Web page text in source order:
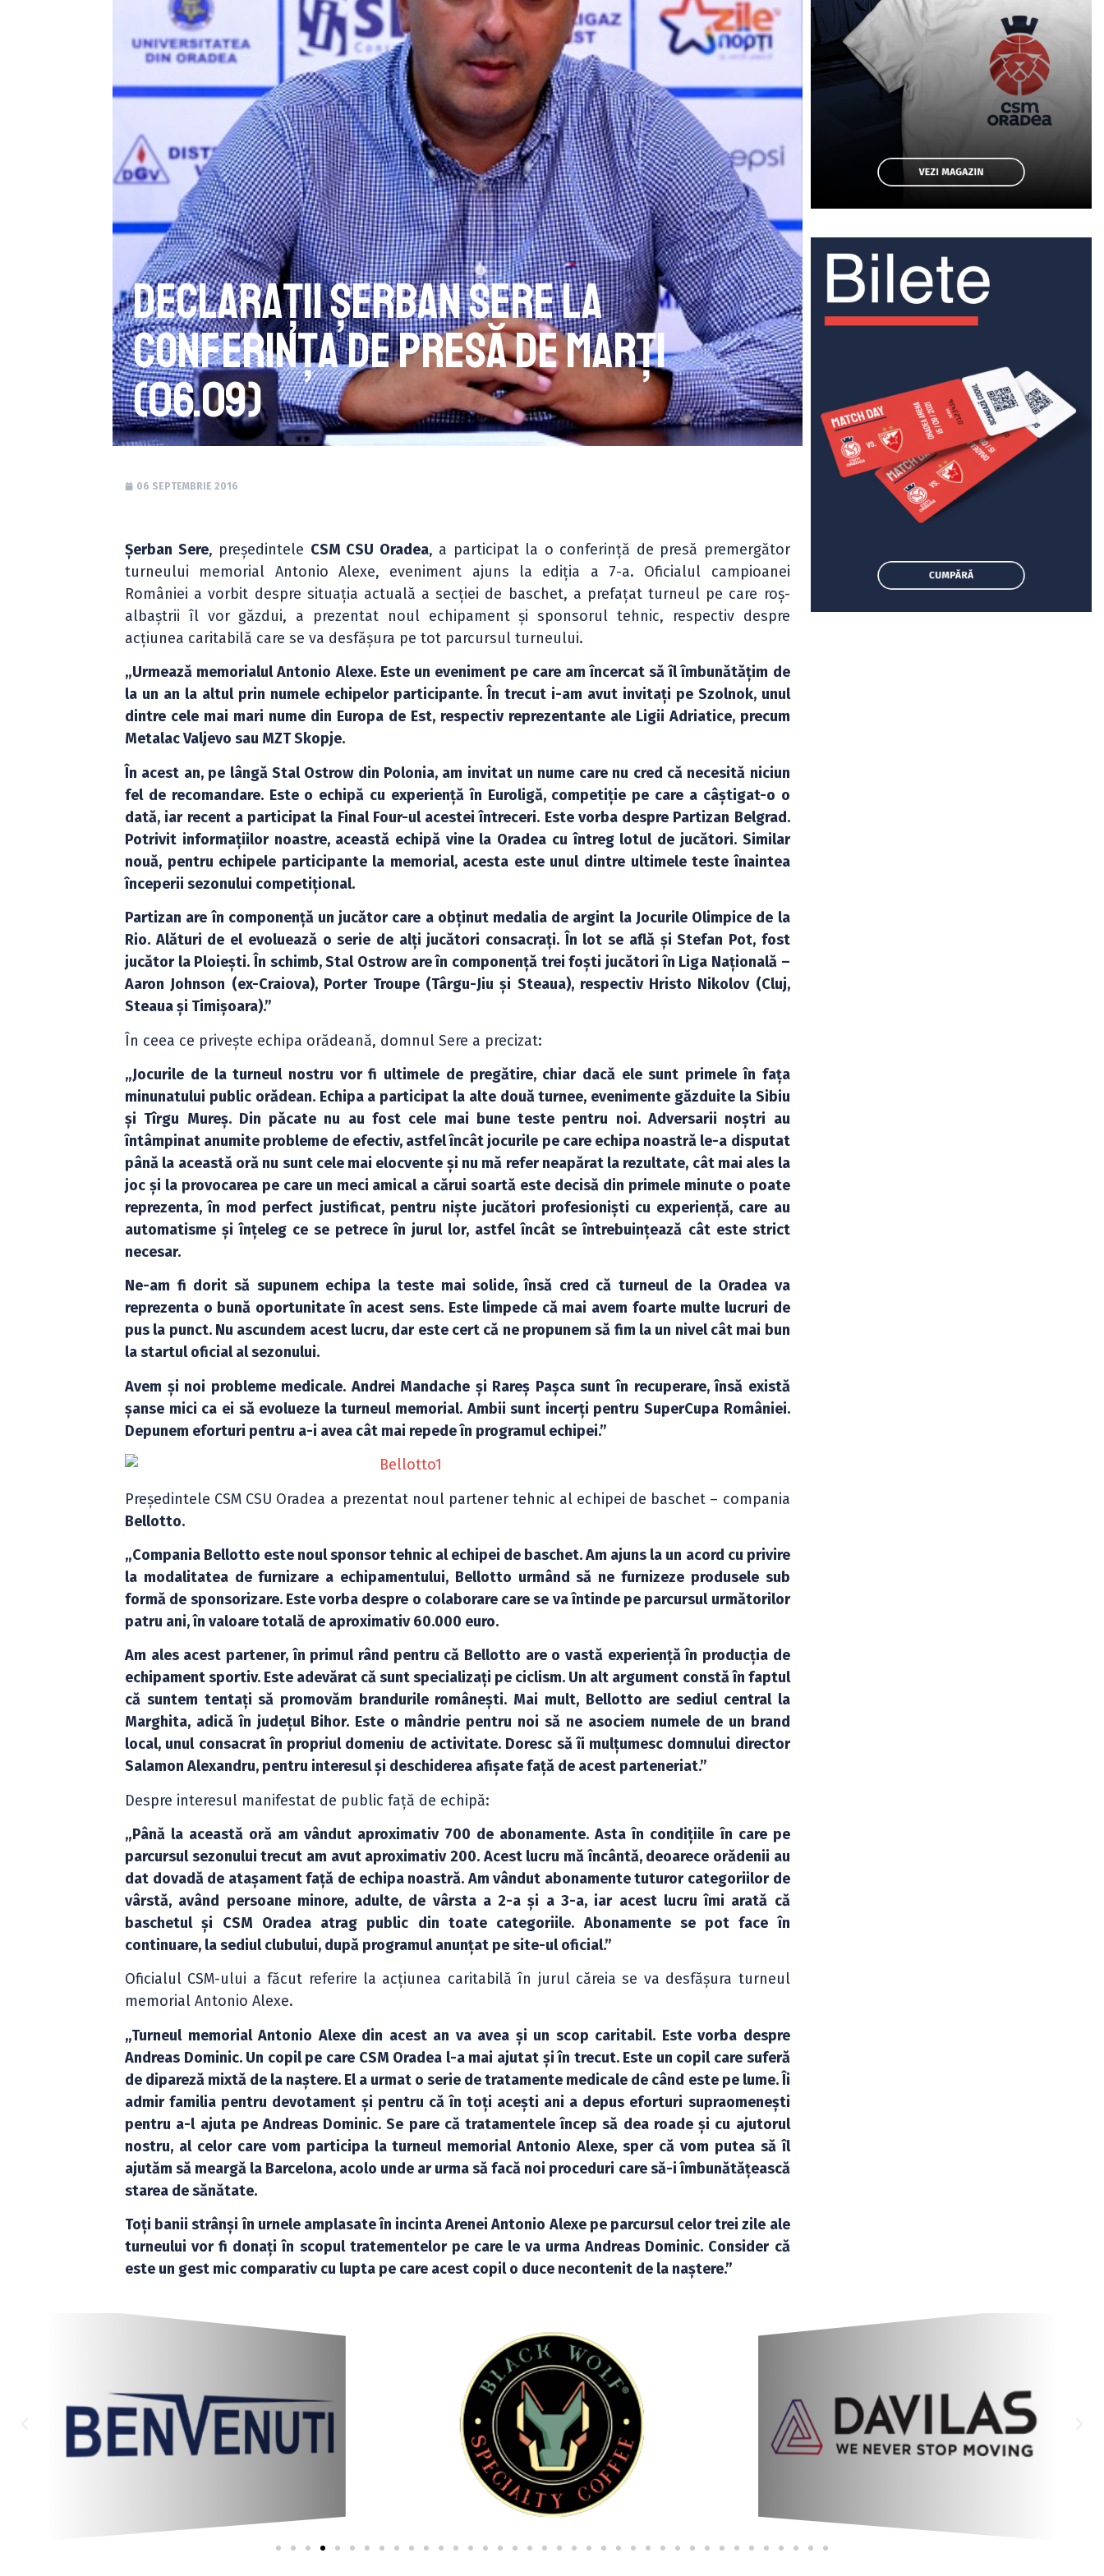
Declarații Șerban Sere la
conferința de presă de marți
(06.09)
06 SEPTEMBRIE 2016
Șerban Sere, președintele CSM CSU Oradea, a participat la o conferință de presă premergător
turneului memorial Antonio Alexe, eveniment ajuns la ediția a 7-a. Oficialul campioanei
României a vorbit despre situația actuală a secției de baschet, a prefațat turneul pe care roș-
albaștrii îl vor găzdui, a prezentat noul echipament și sponsorul tehnic, respectiv despre
acțiunea caritabilă care se va desfășura pe tot parcursul turneului.
„Urmează memorialul Antonio Alexe. Este un eveniment pe care am încercat să îl îmbunătățim de
la un an la altul prin numele echipelor participante. În trecut i-am avut invitați pe Szolnok, unul
dintre cele mai mari nume din Europa de Est, respectiv reprezentante ale Ligii Adriatice, precum
Metalac Valjevo sau MZT Skopje.
În acest an, pe lângă Stal Ostrow din Polonia, am invitat un nume care nu cred că necesită niciun
fel de recomandare. Este o echipă cu experiență în Euroligă, competiție pe care a câștigat-o o
dată, iar recent a participat la Final Four-ul acestei întreceri. Este vorba despre Partizan Belgrad.
Potrivit informațiilor noastre, această echipă vine la Oradea cu întreg lotul de jucători. Similar
nouă, pentru echipele participante la memorial, acesta este unul dintre ultimele teste înaintea
începerii sezonului competițional.
Partizan are în componență un jucător care a obținut medalia de argint la Jocurile Olimpice de la
Rio. Alături de el evoluează o serie de alți jucători consacrați. În lot se află și Stefan Pot, fost
jucător la Ploiești. În schimb, Stal Ostrow are în componență trei foști jucători în Liga Națională –
Aaron Johnson (ex-Craiova), Porter Troupe (Târgu-Jiu și Steaua), respectiv Hristo Nikolov (Cluj,
Steaua și Timișoara).”
În ceea ce privește echipa orădeană, domnul Sere a precizat:
„Jocurile de la turneul nostru vor fi ultimele de pregătire, chiar dacă ele sunt primele în fața
minunatului public orădean. Echipa a participat la alte două turnee, evenimente găzduite la Sibiu
și Tîrgu Mureș. Din păcate nu au fost cele mai bune teste pentru noi. Adversarii noștri au
întâmpinat anumite probleme de efectiv, astfel încât jocurile pe care echipa noastră le-a disputat
până la această oră nu sunt cele mai elocvente și nu mă refer neapărat la rezultate, cât mai ales la
joc și la provocarea pe care un meci amical a cărui soartă este decisă din primele minute o poate
reprezenta, în mod perfect justificat, pentru niște jucători profesioniști cu experiență, care au
automatisme și înțeleg ce se petrece în jurul lor, astfel încât se întrebuințează cât este strict
necesar.
Ne-am fi dorit să supunem echipa la teste mai solide, însă cred că turneul de la Oradea va
reprezenta o bună oportunitate în acest sens. Este limpede că mai avem foarte multe lucruri de
pus la punct. Nu ascundem acest lucru, dar este cert că ne propunem să fim la un nivel cât mai bun
la startul oficial al sezonului.
Avem și noi probleme medicale. Andrei Mandache și Rareș Pașca sunt în recuperare, însă există
șanse mici ca ei să evolueze la turneul memorial. Ambii sunt incerți pentru SuperCupa României.
Depunem eforturi pentru a-i avea cât mai repede în programul echipei.”
Președintele CSM CSU Oradea a prezentat noul partener tehnic al echipei de baschet – compania
Bellotto.
„Compania Bellotto este noul sponsor tehnic al echipei de baschet. Am ajuns la un acord cu privire
la modalitatea de furnizare a echipamentului, Bellotto urmând să ne furnizeze produsele sub
formă de sponsorizare. Este vorba despre o colaborare care se va întinde pe parcursul următorilor
patru ani, în valoare totală de aproximativ 60.000 euro.
Am ales acest partener, în primul rând pentru că Bellotto are o vastă experiență în producția de
echipament sportiv. Este adevărat că sunt specializați pe ciclism. Un alt argument constă în faptul
că suntem tentați să promovăm brandurile românești. Mai mult, Bellotto are sediul central la
Marghita, adică în județul Bihor. Este o mândrie pentru noi să ne asociem numele de un brand
local, unul consacrat în propriul domeniu de activitate. Doresc să îi mulțumesc domnului director
Salamon Alexandru, pentru interesul și deschiderea afișate față de acest parteneriat.”
Despre interesul manifestat de public față de echipă:
„Până la această oră am vândut aproximativ 700 de abonamente. Asta în condițiile în care pe
parcursul sezonului trecut am avut aproximativ 200. Acest lucru mă încântă, deoarece orădenii au
dat dovadă de atașament față de echipa noastră. Am vândut abonamente tuturor categoriilor de
vârstă, având persoane minore, adulte, de vârsta a 2-a și a 3-a, iar acest lucru îmi arată că
baschetul și CSM Oradea atrag public din toate categoriile. Abonamente se pot face în
continuare, la sediul clubului, după programul anunțat pe site-ul oficial.”
Oficialul CSM-ului a făcut referire la acțiunea caritabilă în jurul căreia se va desfășura turneul
memorial Antonio Alexe.
„Turneul memorial Antonio Alexe din acest an va avea și un scop caritabil. Este vorba despre
Andreas Dominic. Un copil pe care CSM Oradea l-a mai ajutat și în trecut. Este un copil care suferă
de dipareză mixtă de la naștere. El a urmat o serie de tratamente medicale de când este pe lume. Îi
admir familia pentru devotament și pentru că în toți acești ani a depus eforturi supraomenești
pentru a-l ajuta pe Andreas Dominic. Se pare că tratamentele încep să dea roade și cu ajutorul
nostru, al celor care vom participa la turneul memorial Antonio Alexe, sper că vom putea să îl
ajutăm să meargă la Barcelona, acolo unde ar urma să facă noi proceduri care să-i îmbunătățească
starea de sănătate.
Toți banii strânși în urnele amplasate în incinta Arenei Antonio Alexe pe parcursul celor trei zile ale
turneului vor fi donați în scopul tratementelor pe care le va urma Andreas Dominic. Consider că
este un gest mic comparativ cu lupta pe care acest copil o duce necontenit de la naștere.”